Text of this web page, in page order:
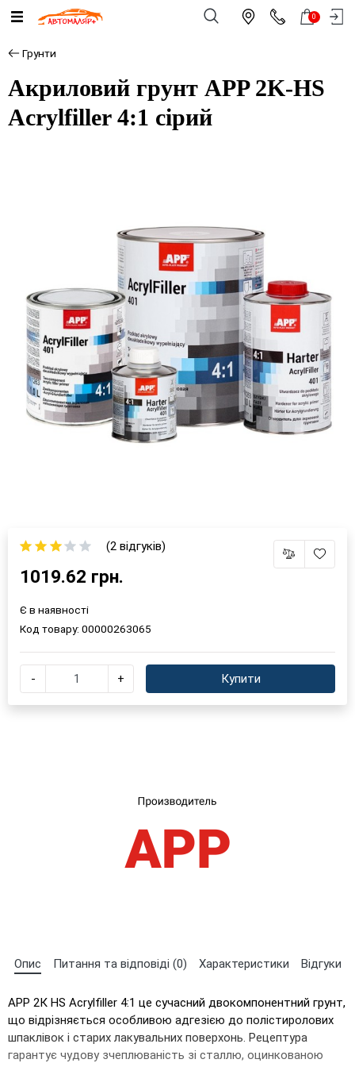
0
Грунти
Акриловий грунт APP 2K-HS
Acrylfiller 4:1 сірий
UA RU
Опис Питання та відповіді (0) Характеристики Відгуки
АРР 2К HS Acrylfiller 4:1 це сучасний двокомпонентний грунт,
що відрізняється особливою адгезією до полістиролових
шпаклівок і старих лакувальних поверхонь. Рецептура
гарантує чудову зчеплюваність зі сталлю, оцинкованою
(2 відгуків)
1019.62 грн.
Є в наявності
Код товару: 00000263065
- + Купити